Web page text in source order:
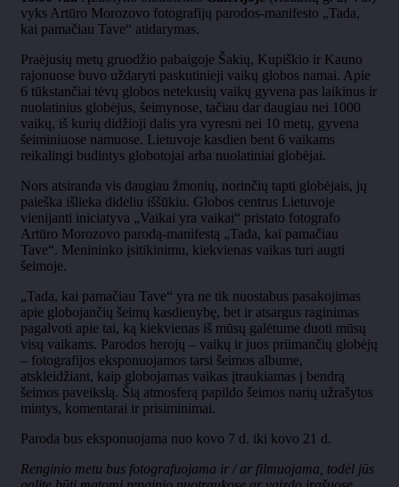
vyks Artūro Morozovo fotografijų parodos-manifesto „Tada,
kai pamačiau Tave“ atidarymas.
Praėjusių metų gruodžio pabaigoje Šakių, Kupiškio ir Kauno
rajonuose buvo uždaryti paskutinieji vaikų globos namai. Apie
6 tūkstančiai tėvų globos netekusių vaikų gyvena pas laikinus ir
nuolatinius globėjus, šeimynose, tačiau dar daugiau nei 1000
vaikų, iš kurių didžioji dalis yra vyresni nei 10 metų, gyvena
šeiminiuose namuose. Lietuvoje kasdien bent 6 vaikams
reikalingi budintys globotojai arba nuolatiniai globėjai.
Nors atsiranda vis daugiau žmonių, norinčių tapti globėjais, jų
paieška išlieka dideliu iššūkiu. Globos centrus Lietuvoje
vienijanti iniciatyva „Vaikai yra vaikai“ pristato fotografo
Artūro Morozovo parodą-manifestą „Tada, kai pamačiau
Tave“. Menininko įsitikinimu, kiekvienas vaikas turi augti
šeimoje.
„Tada, kai pamačiau Tave“ yra ne tik nuostabus pasakojimas
apie globojančių šeimų kasdienybę, bet ir atsargus raginimas
pagalvoti apie tai, ką kiekvienas iš mūsų galėtume duoti mūsų
visų vaikams. Parodos herojų – vaikų ir juos priimančių globėjų
– fotografijos eksponuojamos tarsi šeimos albume,
atskleidžiant, kaip globojamas vaikas įtraukiamas į bendrą
šeimos paveikslą. Šią atmosferą papildo šeimos narių užrašytos
mintys, komentarai ir prisiminimai.
Paroda bus eksponuojama nuo kovo 7 d. iki kovo 21 d.
Renginio metu bus fotografuojama ir / ar filmuojama, todėl jūs